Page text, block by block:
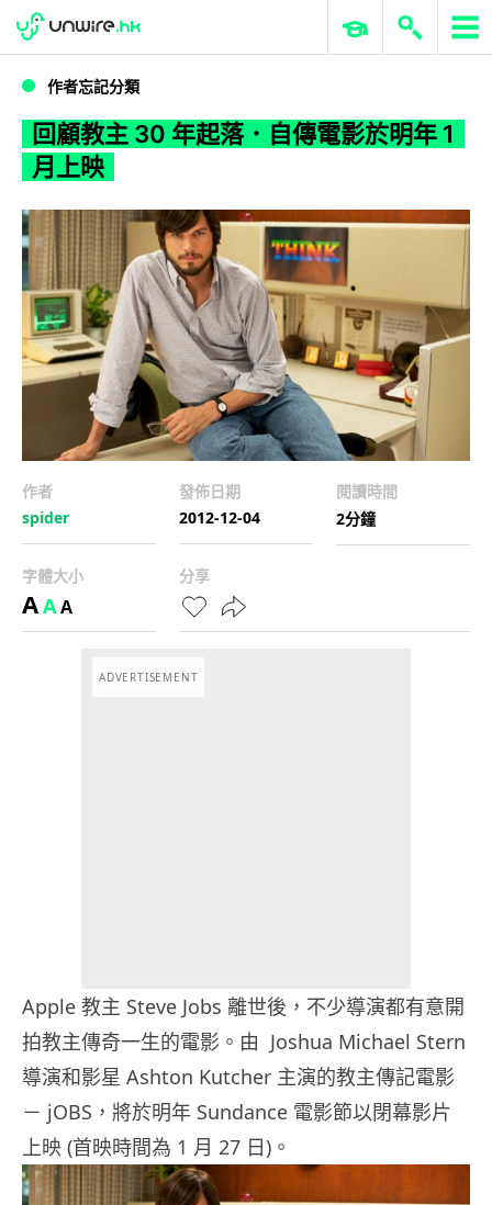
WWDC 2026 ERP 與商業 AI
作者忘記分類
回顧教主 30 年起落．自傳電影於明年 1
月上映
作者
spider
發佈日期
2012-12-04
閱讀時間
2分鐘
字體大小
AAA
分享
ADVERTISEMENT
Apple 教主 Steve Jobs 離世後，不少導演都有意開
拍教主傳奇一生的電影。由 Joshua Michael Stern
導演和影星 Ashton Kutcher 主演的教主傳記電影
－ jOBS，將於明年 Sundance 電影節以閉幕影片
上映 (首映時間為 1 月 27 日)。